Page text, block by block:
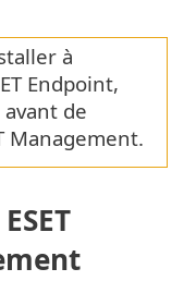
à
Endpoint,
de
Management.